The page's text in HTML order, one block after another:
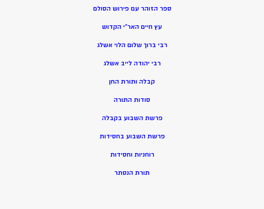
ספר הזוהר עם פירוש הסולם
עץ חיים האר”י הקדוש
רבי ברוך שלום הלוי אשלג
רבי יהודה לייב אשלג
קבלה ותורת החן
סודות התורה
פרשת השבוע בקבלה
פרשת השבוע בחסידות
רוחניות וחסידות
תורת הנסתר